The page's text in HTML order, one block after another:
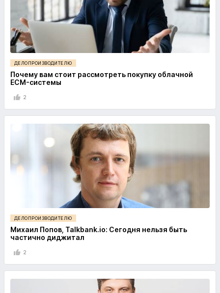
ДЕЛОПРОИЗВОДИТЕЛЮ
Почему вам стоит рассмотреть покупку облачной
ECM-системы
2
ДЕЛОПРОИЗВОДИТЕЛЮ
Михаил Попов, Talkbank.io: Сегодня нельзя быть
частично диджитал
2